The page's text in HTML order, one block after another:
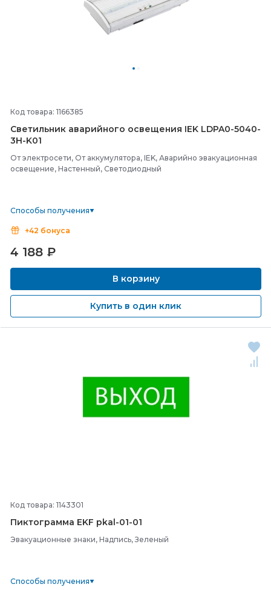
Код товара: 1166385
Светильник аварийного освещения IEK LDPA0-5040-
3H-K01
От электросети, От аккумулятора, IEK, Аварийно эвакуационная
освещение, Настенный, Светодиодный
Способы получения
+42 бонуса
4 188 ₽
В корзину
Купить в один клик
Код товара: 1143301
Пиктограмма EKF pkal-01-01
Эвакуационные знаки, Надпись, Зеленый
Способы получения